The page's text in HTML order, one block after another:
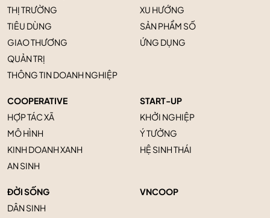
THỊ TRƯỜNG
TIÊU DÙNG
GIAO THƯƠNG
QUẢN TRỊ
THÔNG TIN DOANH NGHIỆP
XU HƯỚNG
SẢN PHẨM SỐ
ỨNG DỤNG
COOPERATIVE
HỢP TÁC XÃ
MÔ HÌNH
KINH DOANH XANH
AN SINH
START-UP
KHỞI NGHIỆP
Ý TƯỞNG
HỆ SINH THÁI
ĐỜI SỐNG
DÂN SINH
VNCOOP